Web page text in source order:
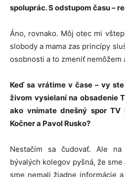
spoluprác. S odstupom času –
Áno, rovnako. Môj otec mi
slobody a mama zas princípy
osobnosti a to zmeniť nemôžem
Keď sa vrátime v čase – vy
živom vysielaní na obsadenie
ako vnímate dnešný spor TV
Kočner a Pavol Rusko?
Nestačím sa čudovať. Ale
bývalých kolegov pyšná, že
sme nemali žiadne informácie